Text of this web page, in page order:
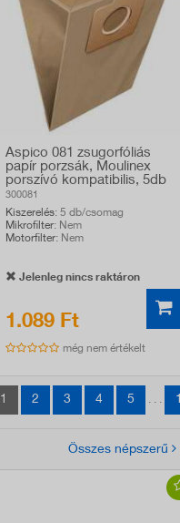
Aspico 081 zsugorfóliás
papír porzsák, Moulinex
porszívó kompatibilis, 5db
300081
Kiszerelés: 5 db/csomag
Mikrofilter: Nem
Motorfilter: Nem
Jelenleg nincs raktáron
1.089 Ft
még nem értékelt
1 2 3 4 5 . . .
Összes népszerű